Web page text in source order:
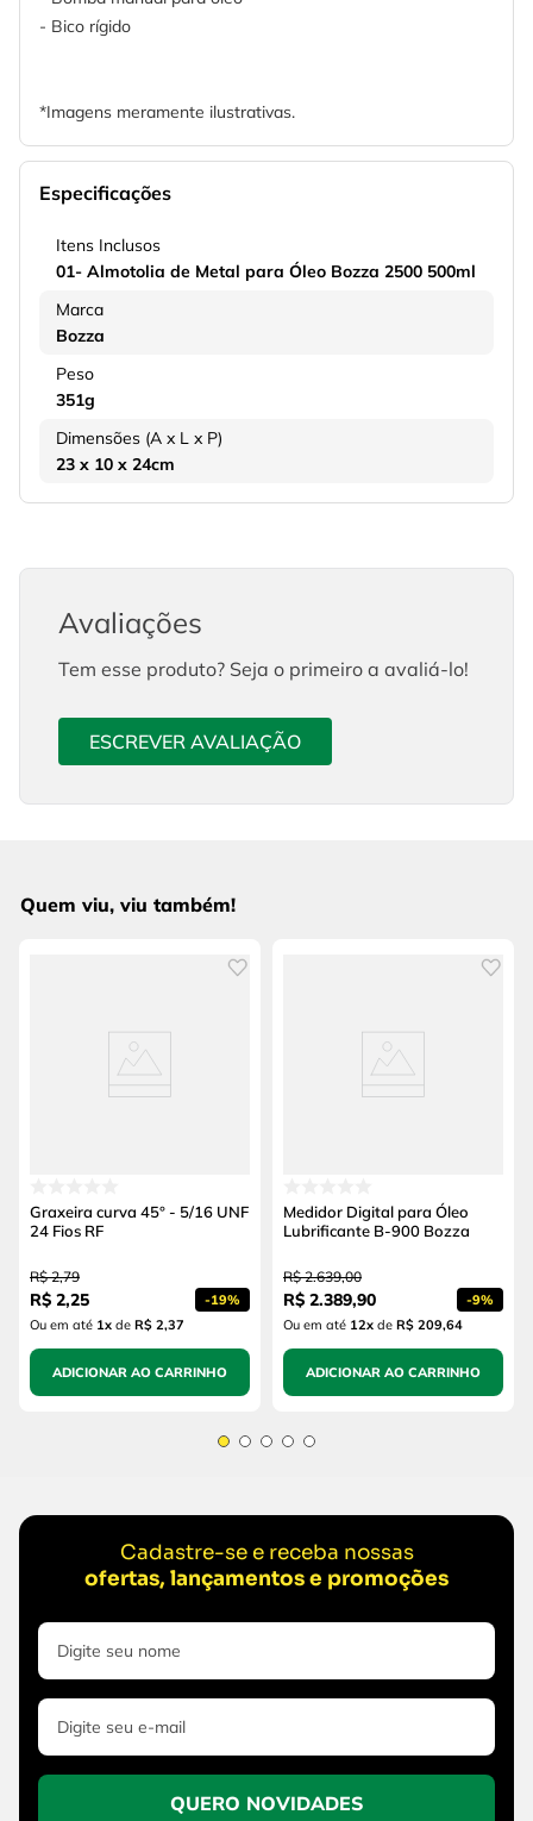
- Bico rígido
*Imagens meramente ilustrativas.
Especificações
Itens Inclusos
01- Almotolia de Metal para Óleo Bozza 2500 500ml
Marca
Bozza
Peso
351g
Dimensões (A x L x P)
23 x 10 x 24cm
Avaliações
Tem esse produto? Seja o primeiro a avaliá-lo!
ESCREVER AVALIAÇÃO
Quem viu, viu também!
Graxeira curva 45° - 5/16 UNF
24 Fios RF
R$ 2,79
R$ 2,25 -19%
Ou em até 1x de R$ 2,37
ADICIONAR AO CARRINHO
Medidor Digital para Óleo
Lubrificante B-900 Bozza
R$ 2.639,00
R$ 2.389,90 -9%
Ou em até 12x de R$ 209,64
ADICIONAR AO CARRINHO
Cadastre-se e receba nossas
ofertas, lançamentos e promoções
QUERO NOVIDADES